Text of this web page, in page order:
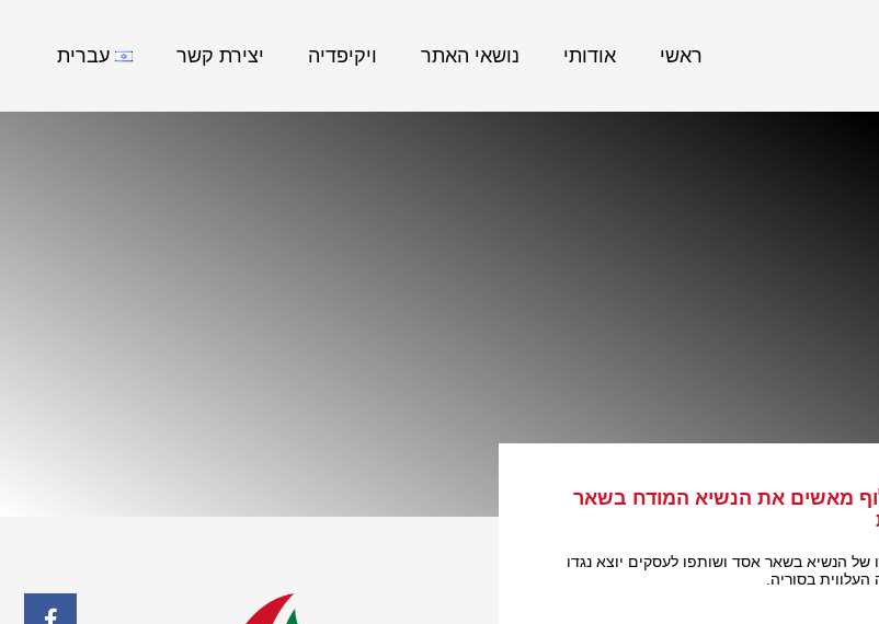
ראשי אודותי נושאי האתר ויקיפדיה יצירת קשר עברית
מאשים את הנשיא המודח בשאר
של הנשיא בשאר אסד ושותפו לעסקים יוצא נגדו
בסוריה.